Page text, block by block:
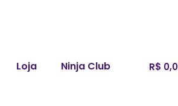
Loja Ninja Club R$